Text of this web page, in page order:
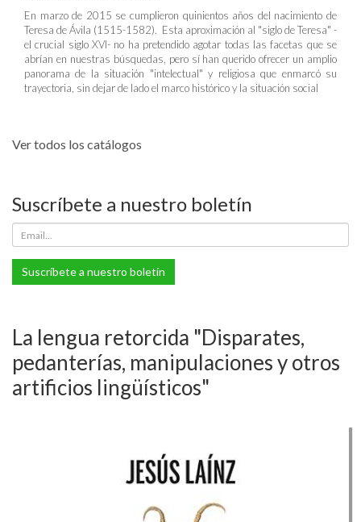
En marzo de 2015 se cumplieron quinientos años del nacimiento de
Teresa de Ávila (1515-1582). Esta aproximación al "siglo de Teresa" -
el crucial siglo XVI- no ha pretendido agotar todas las facetas que se
abrían en nuestras búsquedas, pero sí han querido ofrecer un amplio
panorama de la situación "intelectual" y religiosa que enmarcó su
trayectoria, sin dejar de lado el marco histórico y la situación social
Ver todos los catálogos
Suscríbete a nuestro boletín
Suscríbete a nuestro boletín
La lengua retorcida "Disparates,
pedanterías, manipulaciones y otros
artificios lingüísticos"